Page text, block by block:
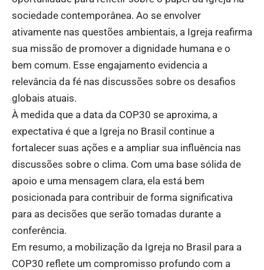
sociedade contemporânea. Ao se envolver
ativamente nas questões ambientais, a Igreja reafirma
sua missão de promover a dignidade humana e o
bem comum. Esse engajamento evidencia a
relevância da fé nas discussões sobre os desafios
globais atuais.
À medida que a data da COP30 se aproxima, a
expectativa é que a Igreja no Brasil continue a
fortalecer suas ações e a ampliar sua influência nas
discussões sobre o clima. Com uma base sólida de
apoio e uma mensagem clara, ela está bem
posicionada para contribuir de forma significativa
para as decisões que serão tomadas durante a
conferência.
Em resumo, a mobilização da Igreja no Brasil para a
COP30 reflete um compromisso profundo com a